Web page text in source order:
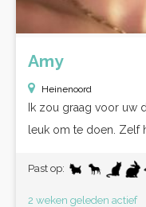
Amy
Heinenoord
Ik zou graag voor uw
leuk om te doen. Zelf
Past op:
2 weken geleden actief